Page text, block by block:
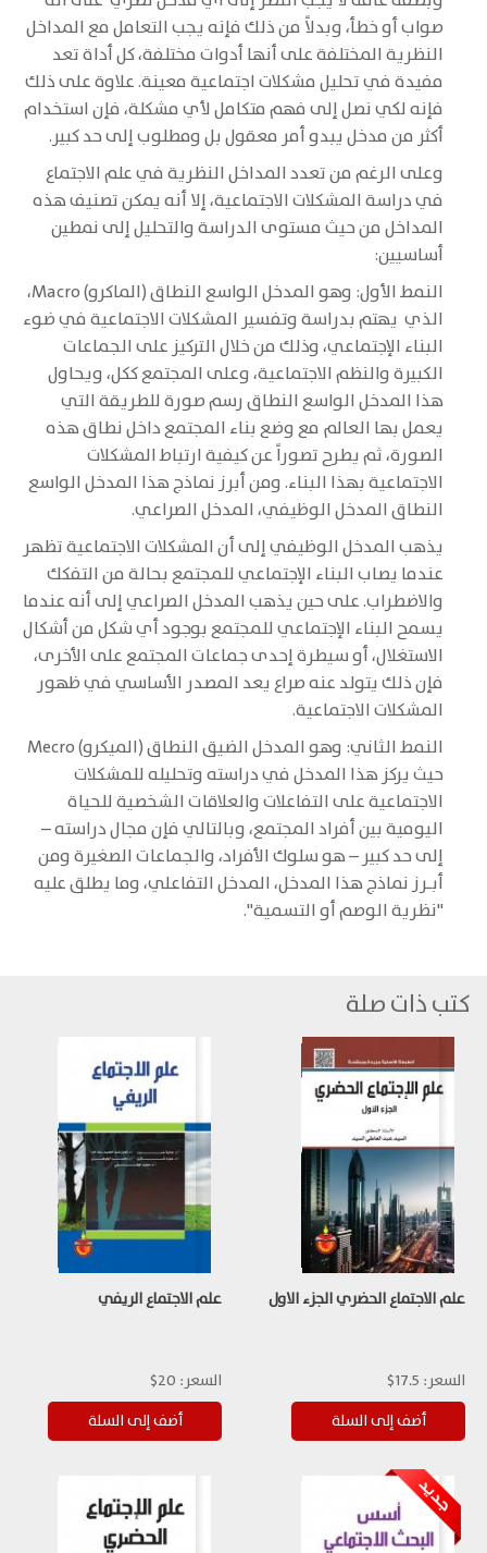
صواب أو خطأ، وبدلاً من ذلك فإنه يجب التعامل مع المداخل
النظرية المختلفة على أنها أدوات مختلفة، كل أداة تعد
مفيدة في تحليل مشكلات اجتماعية معينة. علاوة على ذلك
فإنه لكي نصل إلى فهم متكامل لأي مشكلة، فإن استخدام
أكثر من مدخل يبدو أمر معقول بل ومطلوب إلى حد كبير.
وعلى الرغم من تعدد المداخل النظرية في علم الاجتماع
في دراسة المشكلات الاجتماعية، إلا أنه يمكن تصنيف هذه
المداخل من حيث مستوى الدراسة والتحليل إلى نمطين
أساسيين:
النمط الأول: وهو المدخل الواسع النطاق (الماكرو) Macro،
الذي يهتم بدراسة وتفسير المشكلات الاجتماعية في ضوء
البناء الإجتماعي، وذلك من خلال التركيز على الجماعات
الكبيرة والنظم الاجتماعية، وعلى المجتمع ككل، ويحاول
هذا المدخل الواسع النطاق رسم صورة للطريقة التي
يعمل بها العالم مع وضع بناء المجتمع داخل نطاق هذه
الصورة، ثم يطرح تصوراً عن كيفية ارتباط المشكلات
الاجتماعية بهذا البناء. ومن أبرز نماذج هذا المدخل الواسع
النطاق المدخل الوظيفي، المدخل الصراعي.
يذهب المدخل الوظيفي إلى أن المشكلات الاجتماعية تظهر
عندما يصاب البناء الإجتماعي للمجتمع بحالة من التفكك
والاضطراب. على حين يذهب المدخل الصراعي إلى أنه عندما
يسمح البناء الإجتماعي للمجتمع بوجود أي شكل من أشكال
الاستغلال، أو سيطرة إحدى جماعات المجتمع على الأخرى،
فإن ذلك يتولد عنه صراع يعد المصدر الأساسي في ظهور
المشكلات الاجتماعية.
النمط الثاني: وهو المدخل الضيق النطاق (الميكرو) Mecro
حيث يركز هذا المدخل في دراسته وتحليله للمشكلات
الاجتماعية على التفاعلات والعلاقات الشخصية للحياة
اليومية بين أفراد المجتمع، وبالتالي فإن مجال دراسته –
إلى حد كبير – هو سلوك الأفراد، والجماعات الصغيرة ومن
أبـرز نماذج هذا المدخل، المدخل التفاعلي، وما يطلق عليه
"نظرية الوصم أو التسمية".
كتب ذات صلة
علم الاجتماع الحضري الجزء الاول
السعر: 17.5$
علم الاجتماع الريفي
السعر: 20$